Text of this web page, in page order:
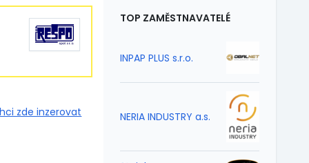
zde inzerovat
TOP ZAMĚSTNAVATELÉ
INPAP PLUS s.r.o.
NERIA INDUSTRY a.s.